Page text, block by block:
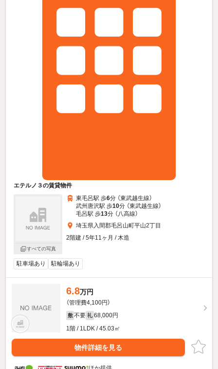
エテルノ３の賃貸物件
すべての写真
東毛呂駅 歩6分 （東武越生線）
武州唐沢駅 歩10分 （東武越生線）
毛呂駅 歩13分 （八高線）
埼玉県入間郡毛呂山町平山2丁目
2階建 / 5年11ヶ月 / 木造
駐車場あり 駐輪場あり
6.8万円
（管理費4,100円）
敷 不要 礼 68,000円
1階 / 1LDK / 45.03㎡
物件詳細を見る